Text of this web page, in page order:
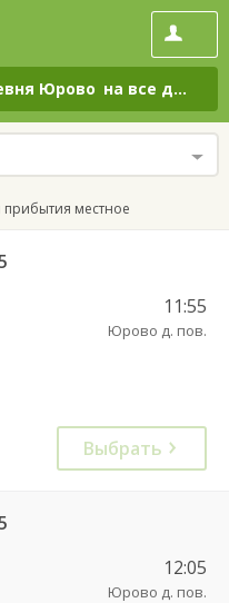
Юрово на все дни
местное
11:55
Юрово д. пов.
Выбрать
12:05
Юрово д. пов.